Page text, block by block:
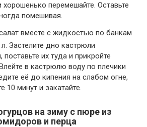
хорошенько перемешайте. Оставьте
помешивая.
вместе с жидкостью по банкам
Застелите дно кастрюли
поставьте их туда и прикройте
в кастрюлю воду по плечики
её до кипения на слабом огне,
10 минут и закатайте.
на зиму с пюре из
и перца